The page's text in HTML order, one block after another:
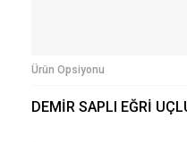
Ürün Opsiyonu
DEMİR SAPLI EĞRİ